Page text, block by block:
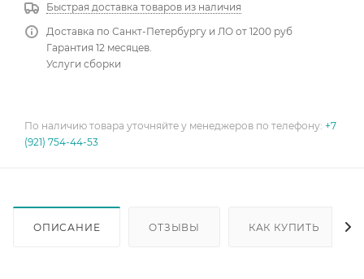
Быстрая доставка товаров из наличия
Доставка по Санкт-Петербургу и ЛО от 1200 руб
Гарантия 12 месяцев.
Услуги сборки
По наличию товара уточняйте у менеджеров по телефону: +7
(921) 754-44-53
ОПИСАНИЕ ОТЗЫВЫ КАК КУПИТЬ